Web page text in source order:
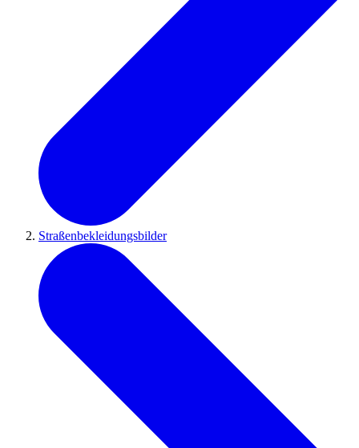
Straßenbekleidungsbilder